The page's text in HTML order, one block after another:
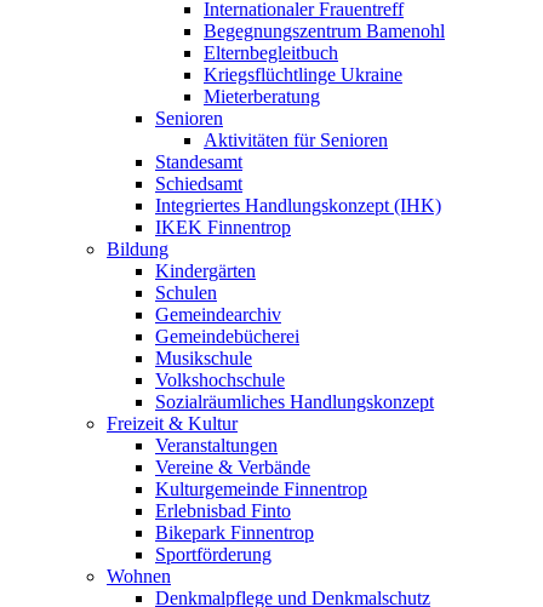
Internationaler Frauentreff
Begegnungszentrum Bamenohl
Elternbegleitbuch
Kriegsflüchtlinge Ukraine
Mieterberatung
Senioren
Aktivitäten für Senioren
Standesamt
Schiedsamt
Integriertes Handlungskonzept (IHK)
IKEK Finnentrop
Bildung
Kindergärten
Schulen
Gemeindearchiv
Gemeindebücherei
Musikschule
Volkshochschule
Sozialräumliches Handlungskonzept
Freizeit & Kultur
Veranstaltungen
Vereine & Verbände
Kulturgemeinde Finnentrop
Erlebnisbad Finto
Bikepark Finnentrop
Sportförderung
Wohnen
Denkmalpflege und Denkmalschutz